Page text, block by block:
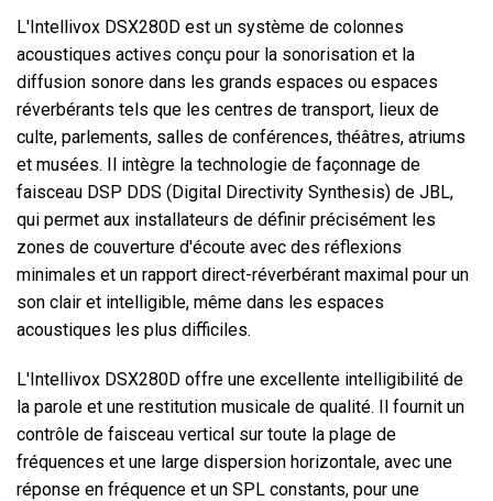
L'Intellivox DSX280D est un système de colonnes
acoustiques actives conçu pour la sonorisation et la
diffusion sonore dans les grands espaces ou espaces
réverbérants tels que les centres de transport, lieux de
culte, parlements, salles de conférences, théâtres, atriums
et musées. Il intègre la technologie de façonnage de
faisceau DSP DDS (Digital Directivity Synthesis) de JBL,
qui permet aux installateurs de définir précisément les
zones de couverture d'écoute avec des réflexions
minimales et un rapport direct-réverbérant maximal pour un
son clair et intelligible, même dans les espaces
acoustiques les plus difficiles.
L'Intellivox DSX280D offre une excellente intelligibilité de
la parole et une restitution musicale de qualité. Il fournit un
contrôle de faisceau vertical sur toute la plage de
fréquences et une large dispersion horizontale, avec une
réponse en fréquence et un SPL constants, pour une